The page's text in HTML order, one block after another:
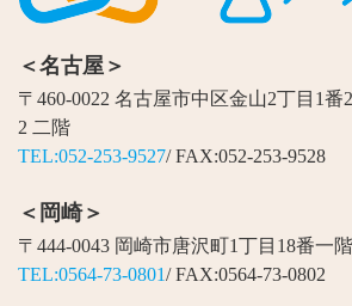
＜名古屋＞
〒460-0022 名古屋市中区金山2丁目1
2 二階
TEL:052-253-9527/ FAX:052-253-9528
＜岡崎＞
〒444-0043 岡崎市唐沢町1丁目18番一階
TEL:0564-73-0801/ FAX:0564-73-0802